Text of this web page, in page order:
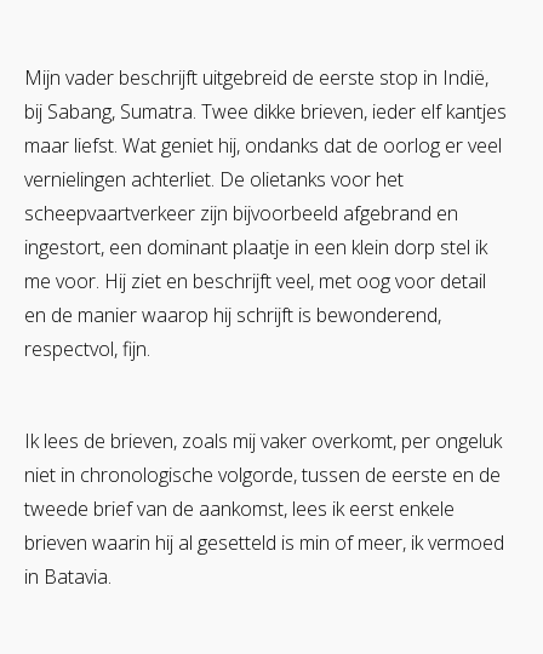
Mijn vader beschrijft uitgebreid de eerste stop in Indië,
bij Sabang, Sumatra. Twee dikke brieven, ieder elf kantjes
maar liefst. Wat geniet hij, ondanks dat de oorlog er veel
vernielingen achterliet. De olietanks voor het
scheepvaartverkeer zijn bijvoorbeeld afgebrand en
ingestort, een dominant plaatje in een klein dorp stel ik
me voor. Hij ziet en beschrijft veel, met oog voor detail
en de manier waarop hij schrijft is bewonderend,
respectvol, fijn.
Ik lees de brieven, zoals mij vaker overkomt, per ongeluk
niet in chronologische volgorde, tussen de eerste en de
tweede brief van de aankomst, lees ik eerst enkele
brieven waarin hij al gesetteld is min of meer, ik vermoed
in Batavia.